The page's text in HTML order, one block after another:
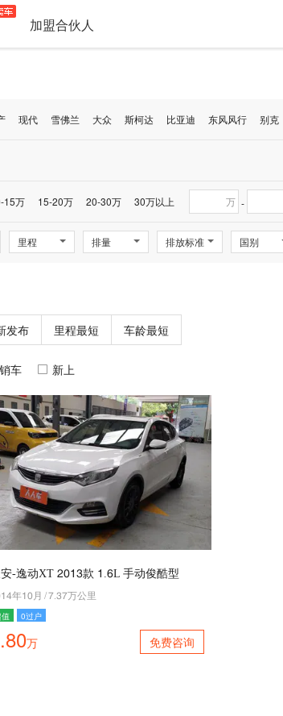
加盟合伙人
现代 雪佛兰 大众 斯柯达 比亚迪 东风风行 别克
15万 15-20万 20-30万 30万以上 万 -
里程 排量 排放标准 国别
发布 里程最短 车龄最短
车 新上
-逸动XT 5043款 4.2L 手动俊酷型
年40月 /6.36万公里
0过户
万 免费咨询